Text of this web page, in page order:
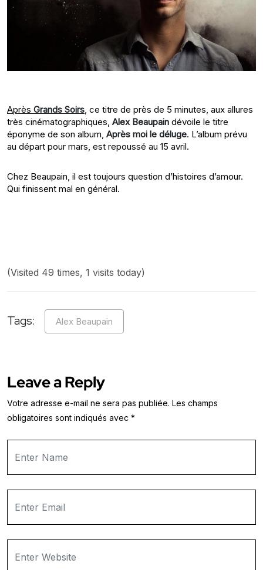
Après Grands Soirs, ce titre de près de 5 minutes, aux allures
très cinématographiques, Alex Beaupain dévoile le titre
éponyme de son album, Après moi le déluge. L’album prévu
au départ pour mars, est repoussé au 15 avril.
Chez Beaupain, il est toujours question d’histoires d’amour.
Qui finissent mal en général.
(Visited 49 times, 1 visits today)
Tags: Alex Beaupain
Leave a Reply
Votre adresse e-mail ne sera pas publiée. Les champs
obligatoires sont indiqués avec *